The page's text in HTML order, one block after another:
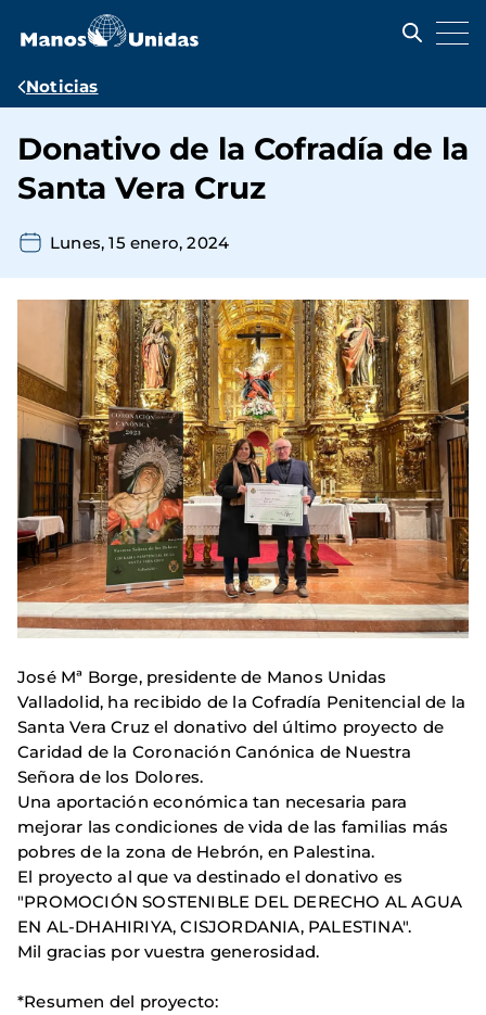
contenido
Ruta
navegación
Noticias
Donativo de la Cofradía de la
Santa Vera Cruz
Lunes, 15 enero, 2024
José Mª Borge, presidente de Manos Unidas
Valladolid, ha recibido de la Cofradía Penitencial de la
Santa Vera Cruz el donativo del último proyecto de
Caridad de la Coronación Canónica de Nuestra
Señora de los Dolores.
Una aportación económica tan necesaria para
mejorar las condiciones de vida de las familias más
pobres de la zona de Hebrón, en Palestina.
El proyecto al que va destinado el donativo es
"PROMOCIÓN SOSTENIBLE DEL DERECHO AL AGUA
EN AL-DHAHIRIYA, CISJORDANIA, PALESTINA".
Mil gracias por vuestra generosidad.
*Resumen del proyecto: